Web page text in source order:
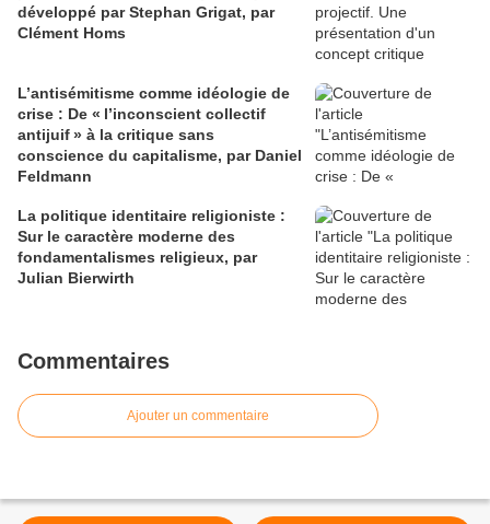
développé par Stephan Grigat, par
Clément Homs
L’antisémitisme comme idéologie de
crise : De « l’inconscient collectif
antijuif » à la critique sans
conscience du capitalisme, par Daniel
Feldmann
La politique identitaire religioniste :
Sur le caractère moderne des
fondamentalismes religieux, par
Julian Bierwirth
Commentaires
Ajouter un commentaire